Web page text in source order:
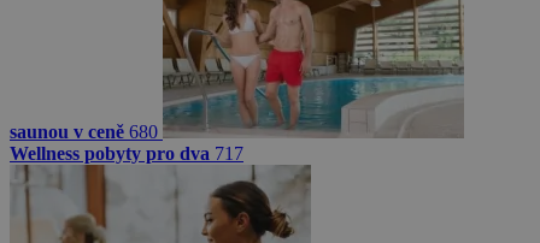
saunou v ceně 680
Wellness pobyty pro dva 717